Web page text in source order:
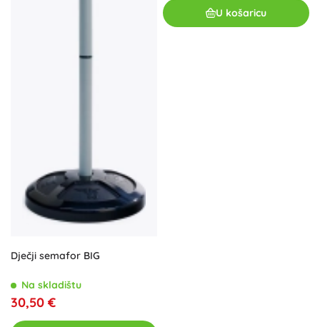
Dječji semafor BIG
Na skladištu
30,50 €
U košaricu